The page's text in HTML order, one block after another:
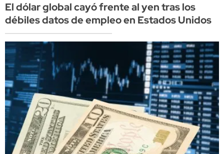
El dólar global cayó frente al yen tras los
débiles datos de empleo en Estados Unidos